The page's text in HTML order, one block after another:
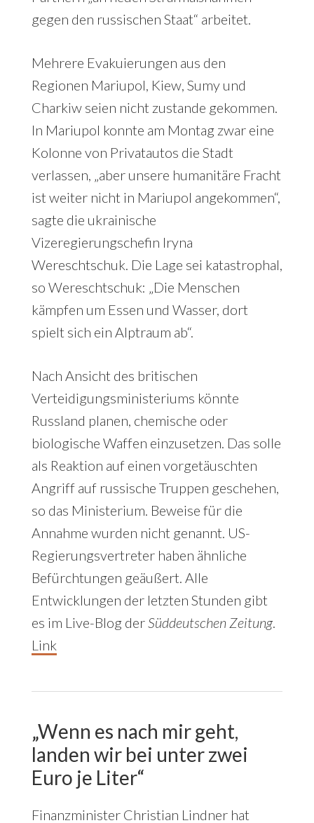
gegen den russischen Staat“ arbeitet.
Mehrere Evakuierungen aus den
Regionen Mariupol, Kiew, Sumy und
Charkiw seien nicht zustande gekommen.
In Mariupol konnte am Montag zwar eine
Kolonne von Privatautos die Stadt
verlassen, „aber unsere humanitäre Fracht
ist weiter nicht in Mariupol angekommen“,
sagte die ukrainische
Vizeregierungschefin Iryna
Wereschtschuk. Die Lage sei katastrophal,
so Wereschtschuk: „Die Menschen
kämpfen um Essen und Wasser, dort
spielt sich ein Alptraum ab“.
Nach Ansicht des britischen
Verteidigungsministeriums könnte
Russland planen, chemische oder
biologische Waffen einzusetzen. Das solle
als Reaktion auf einen vorgetäuschten
Angriff auf russische Truppen geschehen,
so das Ministerium. Beweise für die
Annahme wurden nicht genannt. US-
Regierungsvertreter haben ähnliche
Befürchtungen geäußert. Alle
Entwicklungen der letzten Stunden gibt
es im Live-Blog der Süddeutschen Zeitung.
Link
„Wenn es nach mir geht,
landen wir bei unter zwei
Euro je Liter“
Finanzminister Christian Lindner hat